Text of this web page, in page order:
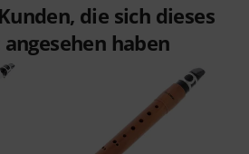
die sich dieses
haben